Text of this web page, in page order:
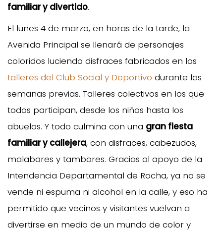
familiar y divertido.
El lunes 4 de marzo, en horas de la tarde, la
Avenida Principal se llenará de personajes
coloridos luciendo disfraces fabricados en los
talleres del Club Social y Deportivo durante las
semanas previas. Talleres colectivos en los que
todos participan, desde los niños hasta los
abuelos. Y todo culmina con una gran fiesta
familiar y callejera, con disfraces, cabezudos,
malabares y tambores. Gracias al apoyo de la
Intendencia Departamental de Rocha, ya no se
vende ni espuma ni alcohol en la calle, y eso ha
permitido que vecinos y visitantes vuelvan a
divertirse en medio de un mundo de color y